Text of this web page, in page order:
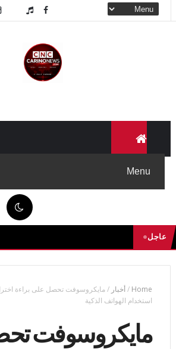
عاجل
Home
/أخبار /مايكروسوفت تحصل على براءة
استخدام الهواتف الذكية
مايكروسوفت